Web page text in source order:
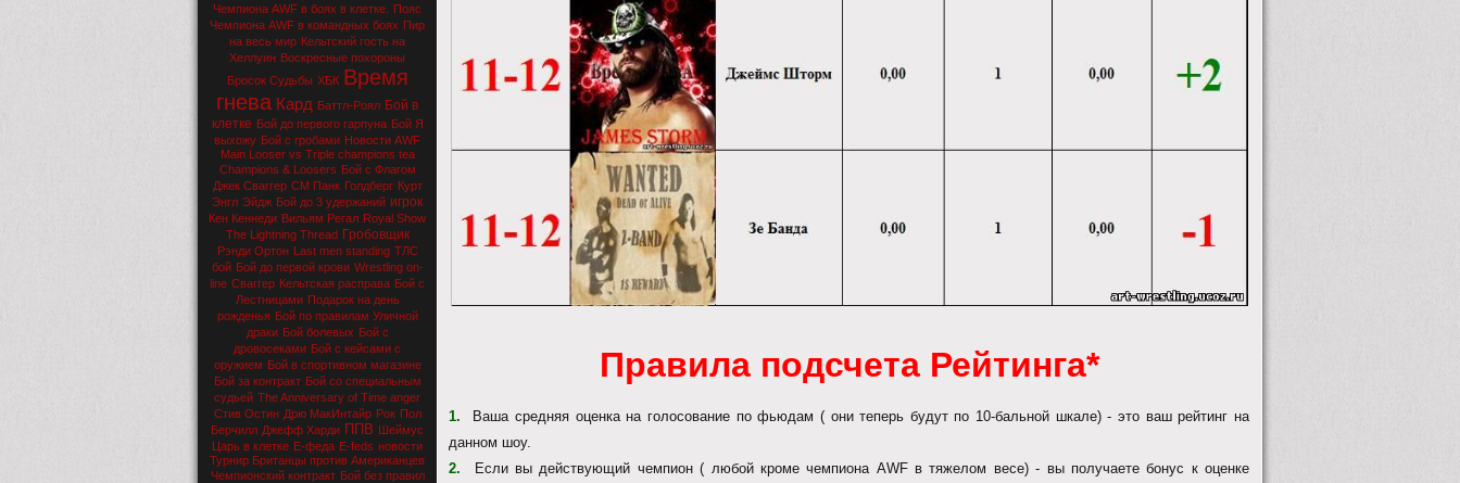
Чемпиона AWF в боях в клетке.
Пояс
Чемпиона AWF в командных боях Пир
на весь мир Кельтский гость на
Хеллуин Воскресные похороны
Бросок Судьбы ХБК Время
гнева Кард Баттл-Роял Бой в
клетке Бой до первого гарпуна Бой Я
выхожу Бой с гробами Новости AWF
Main Looser vs Triple champions tea
Champions & Loosers Бой с Флагом
Джек Сваггер СМ Панк Голдберг Курт
Энгл Эйдж Бой до 3 удержаний игрок
Кен Кеннеди Вильям Регал Royal Show
The Lightning Thread Гробовщик
Рэнди Ортон Last men standing ТЛС
бой Бой до первой крови Wrestling on-
line Сваггер Кельтская расправа Бой с
Лестницами Подарок на день
рожденья Бой по правилам Уличной
драки Бой болевых Бой с
дровосеками Бой с кейсами с
оружием Бой в спортивном магазине
Бой за контракт Бой со специальным
судьей The Anniversary of Time anger
Стив Остин Дрю МакИнтайр Рок Пол
Берчилл Джефф Харди ППВ Шеймус
Царь в клетке Е-феда E-feds новости
Турнир Британцы против Американцев
Чемпионский контракт Бой без правил
Правила подсчета Рейтинга*
1.
Ваша средняя оценка на голосование по фьюдам ( они теперь будут по 10-бальной шкале) - это ваш рейтинг на
данном шоу.
2.
Если вы действующий чемпион ( любой кроме чемпиона AWF в тяжелом весе) - вы получаете бонус к оценке